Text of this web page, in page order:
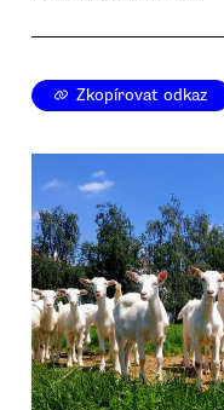
Zkopírovat odkaz